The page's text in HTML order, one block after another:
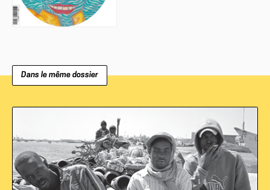
Dans le même dossier